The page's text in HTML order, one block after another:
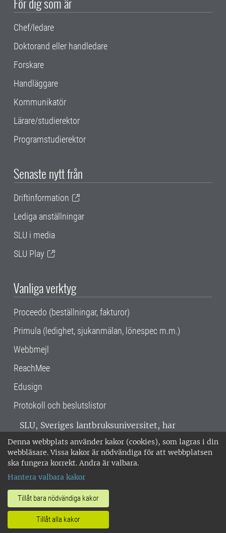
Denna webbplats använder kakor (cookies), som lagras i din
webbläsare. Vissa kakor är nödvändiga för att webbplatsen
ska fungera korrekt. Andra är valbara.
Hantera valbara kakor
Tillåt bara nödvändiga kakor
Tillåt alla kakor
Chef/ledare
Doktorand eller handledare
Forskare
Handläggare
Kommunikatör
Lärare/studierektor
Programstudierektor
Senaste nytt från
Driftinformation
Lediga anställningar
SLU i media
SLU Play
Vanliga verktyg
Proceedo (beställningar, fakturor)
Primula (ledighet, sjukanmälan, lönespec m.m.)
Webbmejl
ReachMee
Edusign
Protokoll och beslutslistor
SLU, Sveriges lantbruksuniversitet, har
verksamhet över hela Sverige. Huvudorter är
Alnarp, Uppsala och Umeå.SLU är
miljöcertifierat enligt ISO 14001. •
018-67 10 00 • Org nr: 202100-2817 •
Om SLU:s webbplatser
•Hantera kakor•Behandling av
personuppgifter